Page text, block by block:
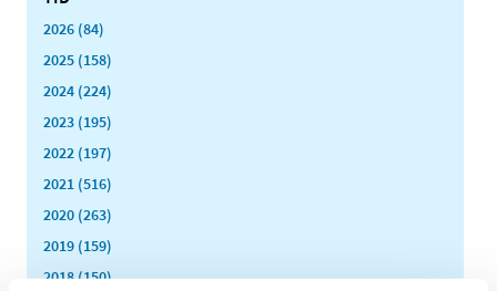
2026 (84)
2025 (158)
2024 (224)
2023 (195)
2022 (197)
2021 (516)
2020 (263)
2019 (159)
2018 (150)